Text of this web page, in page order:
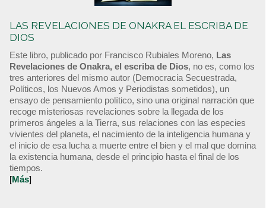
LAS REVELACIONES DE ONAKRA EL ESCRIBA DE
DIOS
Este libro, publicado por Francisco Rubiales Moreno, Las
Revelaciones de Onakra, el escriba de Dios, no es, como los
tres anteriores del mismo autor (Democracia Secuestrada,
Políticos, los Nuevos Amos y Periodistas sometidos), un
ensayo de pensamiento político, sino una original narración que
recoge misteriosas revelaciones sobre la llegada de los
primeros ángeles a la Tierra, sus relaciones con las especies
vivientes del planeta, el nacimiento de la inteligencia humana y
el inicio de esa lucha a muerte entre el bien y el mal que domina
la existencia humana, desde el principio hasta el final de los
tiempos.
[Más]